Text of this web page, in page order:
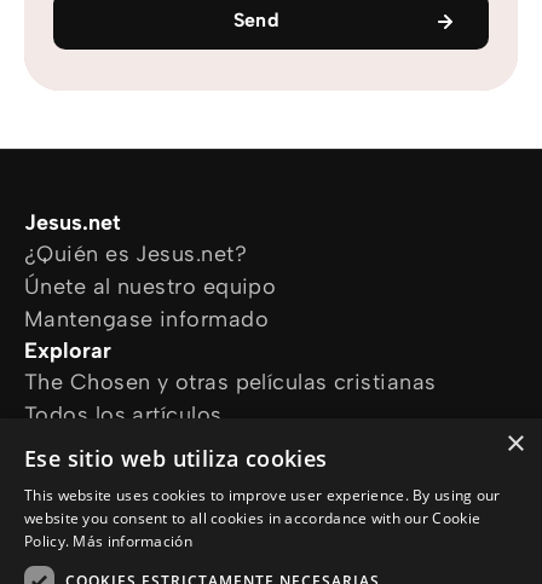
Send
Jesus.net
¿Quién es Jesus.net?
Únete al nuestro equipo
Mantengase informado
Explorar
The Chosen y otras películas cristianas
Todos los artículos
Cursos online
¿Cómo podemos ayudarte?
Devocional diario
Necesito oración
×
Ese sitio web utiliza cookies
This website uses cookies to improve user experience. By using our
website you consent to all cookies in accordance with our Cookie
Policy. Más información